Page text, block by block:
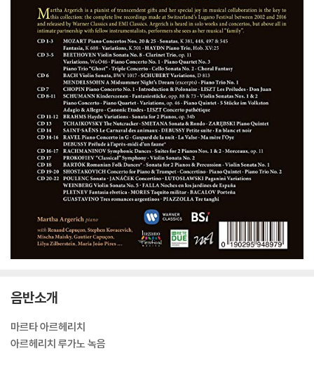
음반소개
마르타 아르헤리치
아르헤리치 루가노 녹음